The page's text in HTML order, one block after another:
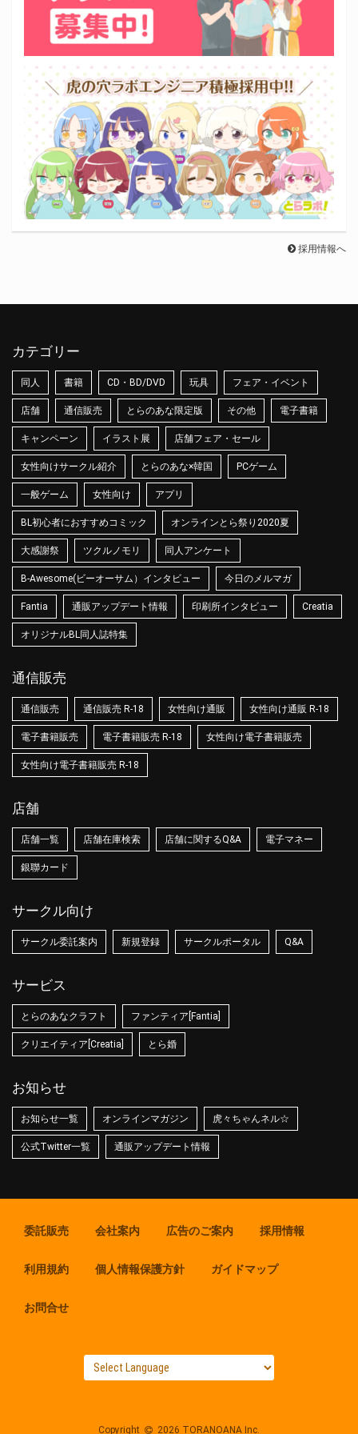
採用情報へ
カテゴリー
同人 書籍 CD・BD/DVD 玩具 フェア・イベント
店舗 通信販売 とらのあな限定版 その他 電子書籍
キャンペーン イラスト展 店舗フェア・セール
女性向けサークル紹介 とらのあな×韓国 PCゲーム
一般ゲーム 女性向け アプリ
BL初心者におすすめコミック オンラインとら祭り2020夏
大感謝祭 ツクルノモリ 同人アンケート
B-Awesome(ビーオーサム）インタビュー 今日のメルマガ
Fantia 通販アップデート情報 印刷所インタビュー Creatia
オリジナルBL同人誌特集
通信販売
通信販売 通信販売 R-18 女性向け通販 女性向け通販 R-18
電子書籍販売 電子書籍販売 R-18 女性向け電子書籍販売
女性向け電子書籍販売 R-18
店舗
店舗一覧 店舗在庫検索 店舗に関するQ&A 電子マネー
銀聯カード
サークル向け
サークル委託案内 新規登録 サークルポータル Q&A
サービス
とらのあなクラフト ファンティア[Fantia]
クリエイティア[Creatia] とら婚
お知らせ
お知らせ一覧 オンラインマガジン 虎々ちゃんネル☆
公式Twitter一覧 通販アップデート情報
委託販売 会社案内 広告のご案内 採用情報
利用規約 個人情報保護方針 ガイドマップ
お問合せ
Copyright 2026 TORANOANA Inc.